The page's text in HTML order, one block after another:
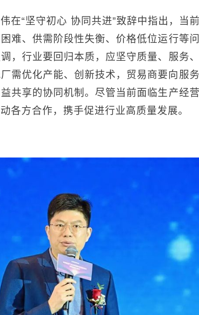
“坚守初心 协同共进”致辞中指出，当
难、供需阶段性失衡、价格低位运行等
，行业要回归本质，应坚守质量、服务、
优化产能、创新技术，贸易商要向服
共享的协同机制。尽管当前面临生产经
各方合作，携手促进行业高质量发展。